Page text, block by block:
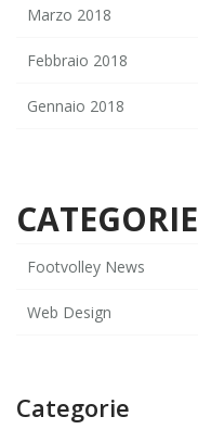
Marzo 2018
Febbraio 2018
Gennaio 2018
CATEGORIE
Footvolley News
Web Design
Categorie